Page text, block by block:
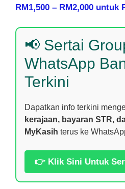
RM1,500 – RM2,000 untuk
📢 Sertai
WhatsApp
Terkini
Dapatkan info terkini
kerajaan, bayaran STR,
MyKasih terus ke
👉 Klik Sini Untuk